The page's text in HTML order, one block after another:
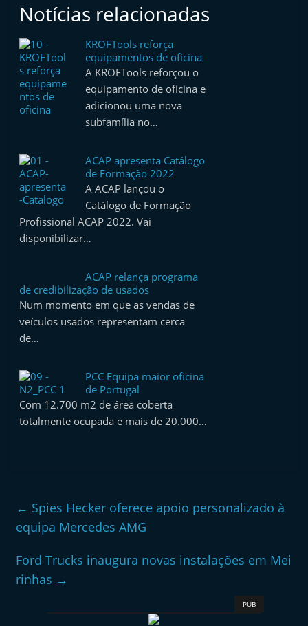
e
o
A
f
t
m
a
r
k
A
u
t
ó
v
e
o
r
t
Notícias relacionadas
KROFTools reforça
equipamentos de oficina
A KROFTools reforçou o
equipamento de oficina e
adicionou uma nova
subfamília no…
ACAP apresenta Catálogo
de Formação 2022
A ACAP lançou o
Catálogo de Formação
Profissional ACAP 2022. Vai
disponibilizar…
ACAP relança programa
de credibilização de usados
Num momento em que as vendas de
veículos usados representam cerca
de…
PCC Equipa maior oficina
de Portugal
Com 12.700 m2 de área coberta
totalmente ocupada e mais de 20.000…
← Spies Hecker oferece apoio personalizado à
equipa Mercedes AMG
Ford Trucks inaugura novas instalações em Mei
rinhas →
PUB